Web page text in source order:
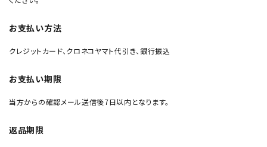
お支払い方法
クレジットカード、クロネコヤマト代引き、銀行振込
お支払い期限
当方からの確認メール送信後7日以内となります。
返品期限